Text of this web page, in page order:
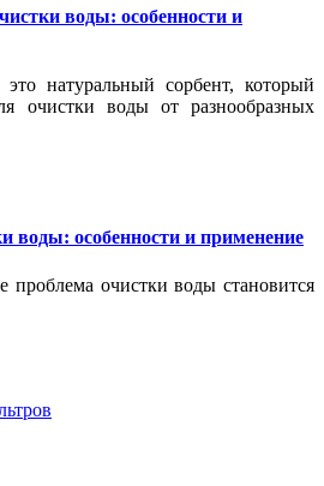
воды: особенности и
натуральный сорбент, который
очистки воды от разнообразных
воды: особенности и применение
проблема очистки воды становится